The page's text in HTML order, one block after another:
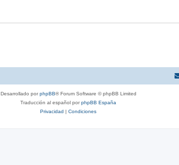
Desarrollado porphpBB® Forum Software © phpBB Limited
Traducción al español porphpBB España
Privacidad | Condiciones